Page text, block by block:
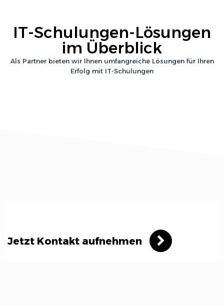
IT-Schulungen-Lösungen
im Überblick
Als Partner bieten wir Ihnen umfangreiche Lösungen für Ihren
Erfolg mit IT-Schulungen
Jetzt Kontakt aufnehmen